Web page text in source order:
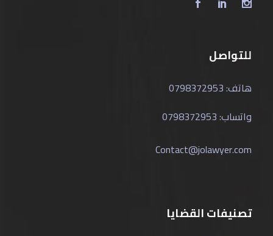
للتواصل
هاتف: 0798372953
واتساب: 0798372953
Contact@jolawyer.com
تصنيفات القضايا